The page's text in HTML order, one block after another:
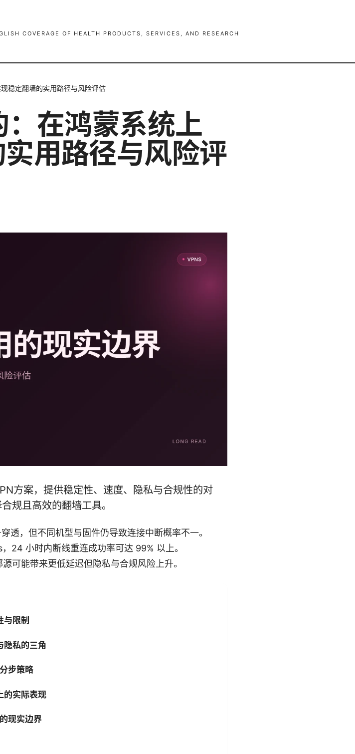
COVERAGE OF HEALTH PRODUCTS, SERVICES, AND RESEARCH
稳定翻墙的实用路径与风险评估
在鸿蒙系统上
用路径与风险评
方案，提供稳定性、速度、隐私与合规性的对
规且高效的翻墙工具。
透，但不同机型与固件仍导致连接中断概率不一。
24 小时内断线重连成功率可达 99% 以上。
可能带来更低延迟但隐私与合规风险上升。
限制
隐私的三角
步策略
的实际表现
现实边界